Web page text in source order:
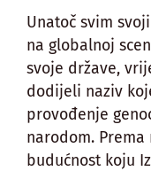
Unatoč svim
na globalnoj
svoje države,
dodijeli naziv
provođenje
narodom.
budućnost koju